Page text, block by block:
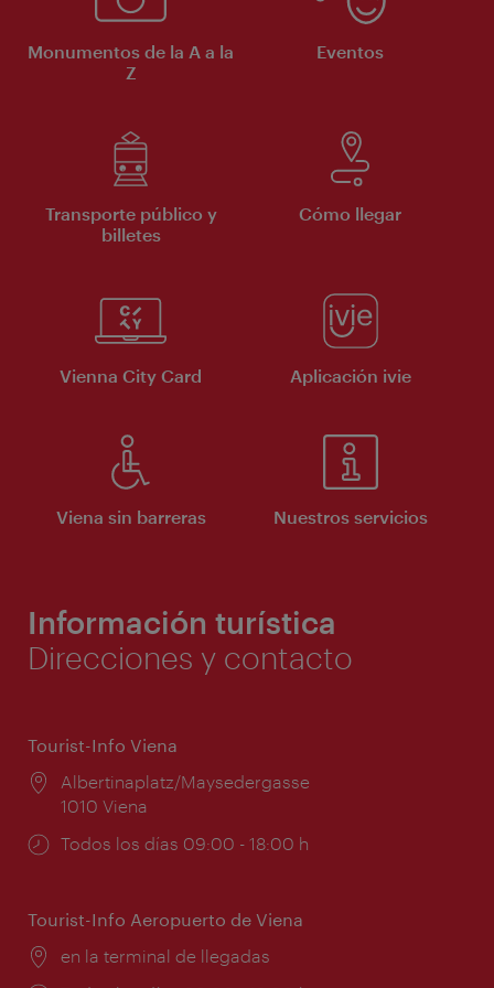
Monumentos de la A a la
Z
Eventos
Transporte público y
billetes
Cómo llegar
Vienna City Card Aplicación ivie
Viena sin barreras Nuestros servicios
Información turística
Direcciones y contacto
Tourist-Info Viena
Lugar:
Albertinaplatz/Maysedergasse
1010 Viena
Horarios
Todos los días 09:00 - 18:00 h
Tourist-Info Aeropuerto de Viena
Lugar:
en la terminal de llegadas